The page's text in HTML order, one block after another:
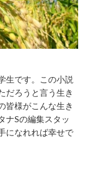
生です。この小説
だろうと言う生き
皆様がこんな生き
ナSの編集スタッ
になれれば幸せで